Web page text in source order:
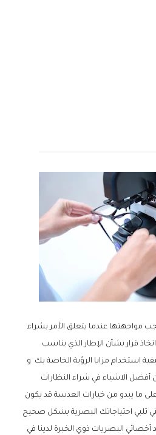
مواجهتها عندما يتعلق الأمر بشراء
قرار بشأن الإطار الذي يناسب
استخدام مزايا الرؤية الخاصة بك و
أفضل الاشياء في شراء النظارات
على ما يبدو من خيارات العدسة قد يكون
تلبي احتياجاتك البصرية بشكل صحيح
البصريات ذوي الخبرة لدينا في